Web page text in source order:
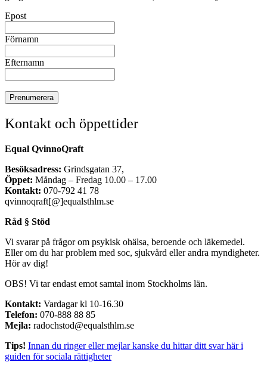
Epost
Förnamn
Efternamn
Kontakt och öppettider
Equal QvinnoQraft
Besöksadress: Grindsgatan 37,
Öppet: Måndag – Fredag 10.00 – 17.00
Kontakt: 070-792 41 78
qvinnoqraft[@]equalsthlm.se
Råd § Stöd
Vi svarar på frågor om psykisk ohälsa, beroende och läkemedel.
Eller om du har problem med soc, sjukvård eller andra myndigheter.
Hör av dig!
OBS! Vi tar endast emot samtal inom Stockholms län.
Kontakt: Vardagar kl 10-16.30
Telefon: 070-888 88 85
Mejla: radochstod@equalsthlm.se
Tips! Innan du ringer eller mejlar kanske du hittar ditt svar här i
guiden för sociala rättigheter